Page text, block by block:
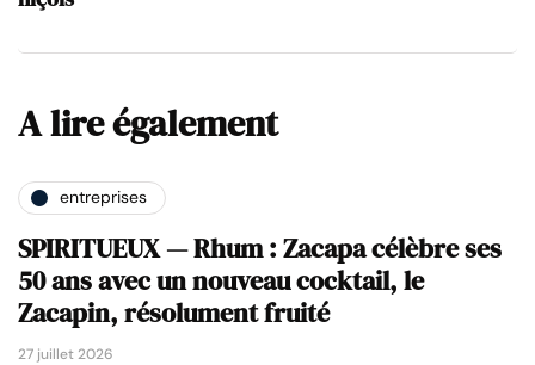
A lire également
entreprises
SPIRITUEUX — Rhum : Zacapa célèbre ses
50 ans avec un nouveau cocktail, le
Zacapin, résolument fruité
27 juillet 2026